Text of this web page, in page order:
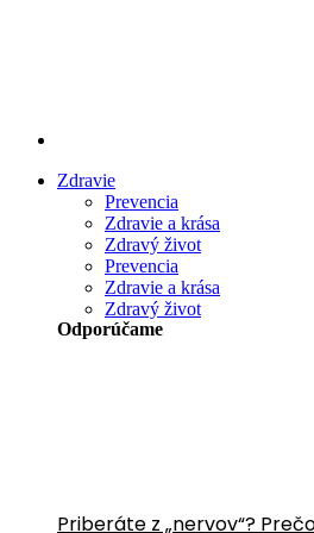
Zdravie
Prevencia
Zdravie a krása
Zdravý život
Prevencia
Zdravie a krása
Zdravý život
Odporúčame
Priberáte z „nervov“?